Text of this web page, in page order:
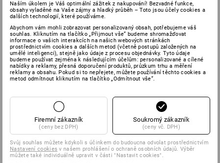
Naším úkolem je Váš optimální zážitek z nakupování! Bezvadné funkce,
obsahy vyladěné na Vaše zájmy a hladký průběh – Toto jsou účely cookies a
dalších technologií, které používáme.
Abychom vám mohli zobrazovat personalizovaný obsah, potřebujeme váš
souhlas. Kliknutím na tlačítko „Přijmout vše“ budeme shromažďovat
informace o vašich interakcích na našich webových stránkách
prostřednictvím cookies a dalších metod (včetně postupů založených na
umělé inteligenci), stejně jako údaje z procesu objednávky. Tyto údaje
budeme používat zejména k následujícím účelům: personalizované a cílené
nabídky a reklamy, přesná doporučení produktů, průzkum trhu a měření
reklamy a obsahu. Pokud si to nepřejete, můžete používání těchto cookies a
metod odmítnout kliknutím na tlačítko „Odmítnout vše“.
Firemní zákazník
(ceny bez DPH)
Soukromý zákazník
(ceny vč. DPH)
Svůj souhlas můžete kdykoli s účinkem do budoucna odvolat prostřednictvím
Nastavení cookies v našem prohlášení o ochraně osobních údajů. Výběr
můžete také individuálně upravit v části "Nastavit cookies".